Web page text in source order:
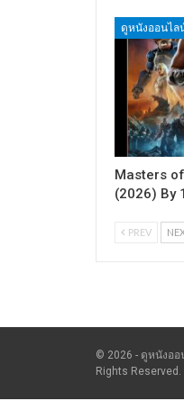
ดูหนังออนไล
Masters
(2026) By
PREV
© 2026 - ดูหนังออ
Rights Reserved.